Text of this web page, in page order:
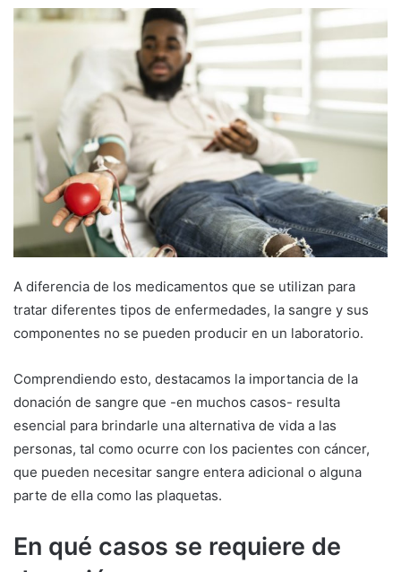
email
A diferencia de los medicamentos que se utilizan para
tratar diferentes tipos de enfermedades, la sangre y sus
componentes no se pueden producir en un laboratorio.
Comprendiendo esto, destacamos la importancia de la
donación de sangre que -en muchos casos- resulta
esencial para brindarle una alternativa de vida a las
personas, tal como ocurre con los pacientes con cáncer,
que pueden necesitar sangre entera adicional o alguna
parte de ella como las plaquetas.
En qué casos se requiere de